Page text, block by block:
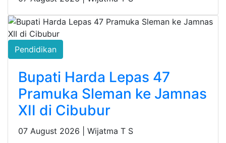
Pendidikan
Bupati Harda Lepas 47
Pramuka Sleman ke Jamnas
XII di Cibubur
07 August 2026 | Wijatma T S